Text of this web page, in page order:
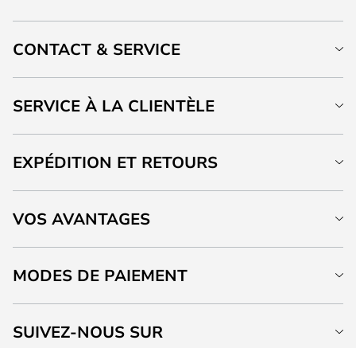
CONTACT & SERVICE
SERVICE À LA CLIENTÈLE
EXPÉDITION ET RETOURS
VOS AVANTAGES
MODES DE PAIEMENT
SUIVEZ-NOUS SUR